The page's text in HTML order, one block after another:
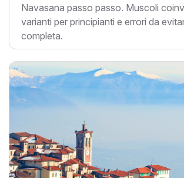
Navasana passo passo. Muscoli
varianti per principianti e errori da
completa.